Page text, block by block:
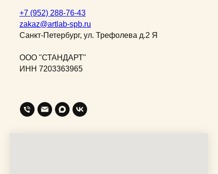
+7 (952) 288-76-43
zakaz@artlab-spb.ru
Санкт-Петербург, ул. Трефолева д.2 Я
ООО "СТАНДАРТ"
ИНН 7203363965